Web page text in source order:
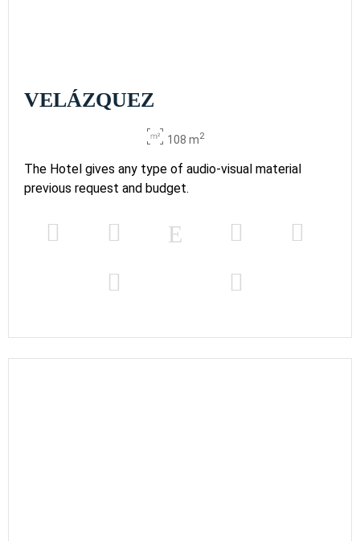
VELÁZQUEZ
108 m2
The Hotel gives any type of audio-visual material
previous request and budget.